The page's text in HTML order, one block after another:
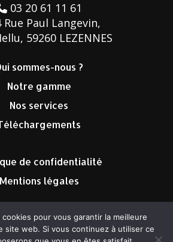
03 20 61 11 61
Paul Langevin,
59260 LEZENNES
sommes-nous ?
Notre gamme
Nos services
de confidentialité
Mentions légales
pour vous garantir la meilleure
site web. Si vous continuez à utiliser ce